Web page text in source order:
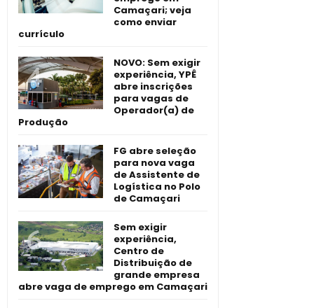
Camaçari; veja
como enviar
currículo
NOVO: Sem exigir
experiência, YPÊ
abre inscrições
para vagas de
Operador(a) de
Produção
FG abre seleção
para nova vaga
de Assistente de
Logística no Polo
de Camaçari
Sem exigir
experiência,
Centro de
Distribuição de
grande empresa
abre vaga de emprego em Camaçari